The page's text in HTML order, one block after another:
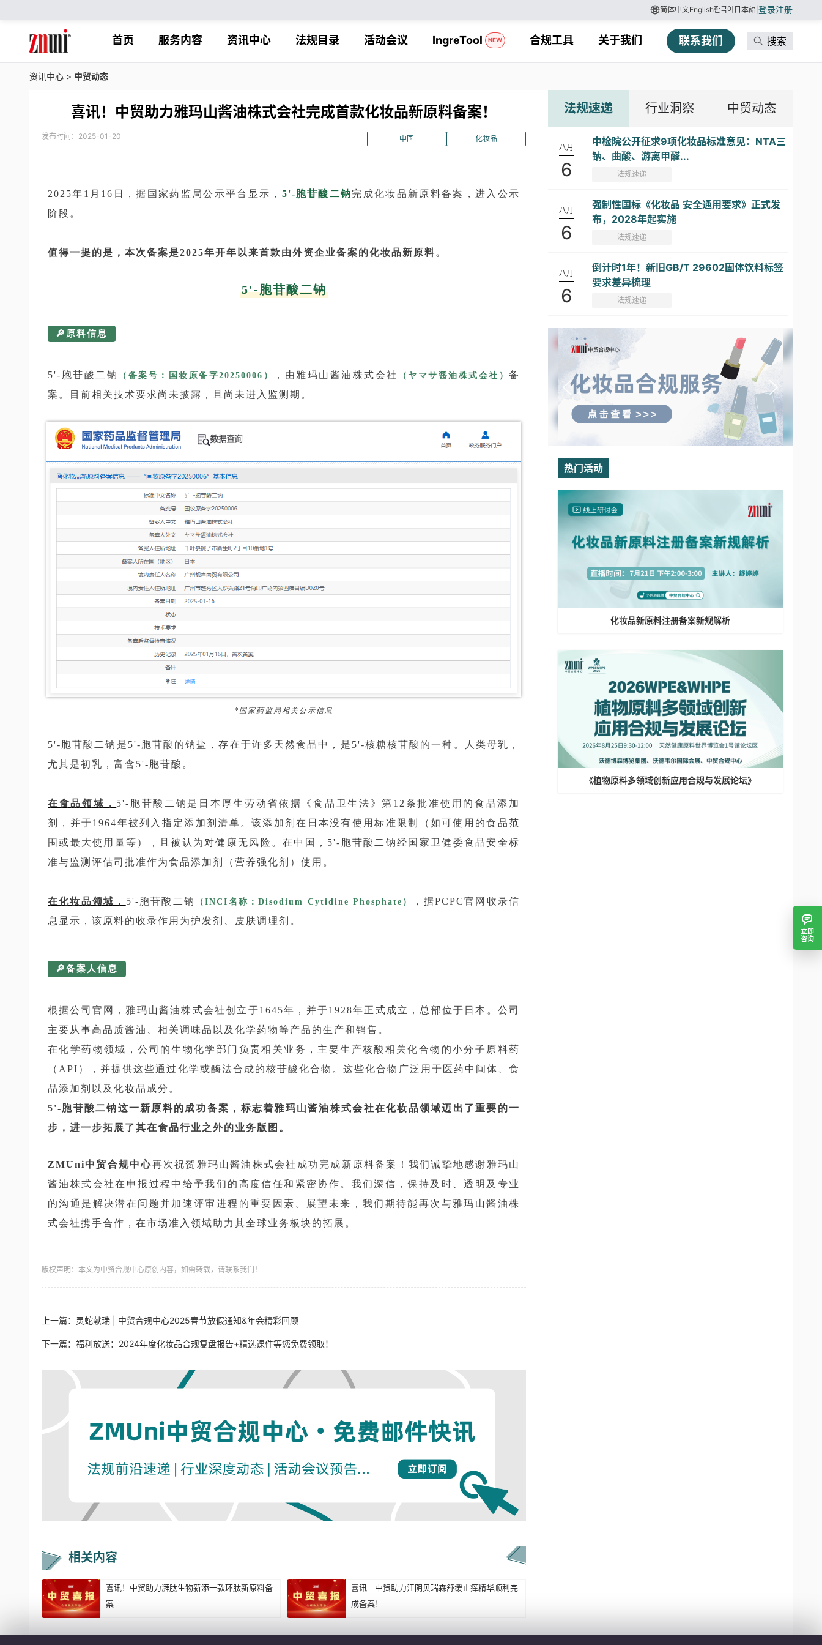
简体中文English한국어 日本語 登录注册
首页 服务内容 资讯中心 法规目录 活动会议 IngreTool NEW 合规工具 关于我们 联系我们 搜索
资讯中心 > 中贸动态
喜讯！中贸助力雅玛山酱油株式会社完成首款化妆品新原料备案！
发布时间：2025-01-20 中国 化妆品
2025年1月16日，据国家药监局公示平台显示， 5'-胞苷酸二钠完成化妆品新原料备案，进入公示
阶段。
值得一提的是，本次备案是2025年开年以来首款由外资企业备案的化妆品新原料。
5'-胞苷酸二钠
🔎原料信息
5'-胞苷酸二钠 （备案号：国妆原备字20250006） ，由雅玛山酱油株式会社 （ヤマサ醤油株式会社） 备
案。目前相关技术要求尚未披露，且尚未进入监测期。
*国家药监局相关公示信息
5'-胞苷酸二钠是5'-胞苷酸的钠盐，存在于许多天然食品中，是5'-核糖核苷酸的一种。人类母乳，
尤其是初乳，富含5'-胞苷酸。
在食品领域， 5'-胞苷酸二钠是日本厚生劳动省依据《食品卫生法》第12条批准使用的食品添加
剂，并于1964年被列入指定添加剂清单。该添加剂在日本没有使用标准限制（如可使用的食品范
围或最大使用量等），且被认为对健康无风险。在中国，5'-胞苷酸二钠经国家卫健委食品安全标
准与监测评估司批准作为食品添加剂（营养强化剂）使用。
在化妆品领域， 5'-胞苷酸二钠 （INCI名称：Disodium Cytidine Phosphate）
，据PCPC官网收录信
息显示，该原料的收录作用为护发剂、皮肤调理剂。
🔎备案人信息
根据公司官网，雅玛山酱油株式会社创立于1645年，并于1928年正式成立，总部位于日本。公司
主要从事高品质酱油、相关调味品以及化学药物等产品的生产和销售。
在化学药物领域，公司的生物化学部门负责相关业务，主要生产核酸相关化合物的小分子原料药
（API），并提供这些通过化学或酶法合成的核苷酸化合物。这些化合物广泛用于医药中间体、食
品添加剂以及化妆品成分。
5'-胞苷酸二钠这一新原料的成功备案，标志着雅玛山酱油株式会社在化妆品领域迈出了重要的一
步，进一步拓展了其在食品行业之外的业务版图。
ZMUni中贸合规中心再次祝贺雅玛山酱油株式会社成功完成新原料备案！我们诚挚地感谢雅玛山
酱油株式会社在申报过程中给予我们的高度信任和紧密协作。我们深信，保持及时、透明及专业
的沟通是解决潜在问题并加速评审进程的重要因素。展望未来，我们期待能再次与雅玛山酱油株
式会社携手合作，在市场准入领域助力其全球业务板块的拓展。
版权声明：本文为中贸合规中心原创内容，如需转载，请联系我们！
上一篇： 灵蛇献瑞 | 中贸合规中心2025春节放假通知&年会精彩回顾
下一篇： 福利放送：2024年度化妆品合规复盘报告+精选课件等您免费领取！
相关内容
喜讯！中贸助力湃肽生物新添一款环肽新原料备
案
喜讯｜中贸助力江阴贝瑞森舒缓止痒精华顺利完
成备案！
法规速递 行业洞察 中贸动态
八月
6
中检院公开征求9项化妆品标准意见：NTA三
钠、曲酸、游离甲醛...
法规速递
八月
6
强制性国标《化妆品 安全通用要求》正式发
布，2028年起实施
法规速递
八月
6
倒计时1年！新旧GB/T 29602固体饮料标签
要求差异梳理
法规速递
热门活动
化妆品新原料注册备案新规解析
《植物原料多领域创新应用合规与发展论坛》
立即
咨询